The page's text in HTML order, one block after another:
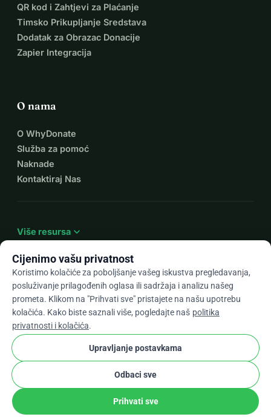
QR kod i Zahtjevi za Plaćanje
Timsko Prikupljanje Sredstava
Dodatak za Obrazac Donacije
Zapier Integracija
O nama
O WhyDonate
Služba za pomoć
Naknade
Kontaktiraj Nas
Više resursa expand_more
Hr arrow_drop_down
★★★★★4,9 / 5 na temelju 500+ recenzija
WhyDonatePrivatnost i kolačići
Uvjeti i odredbe
stripe checkProvjereni Partner
Cijenimo vašu privatnost
Koristimo kolačiće za poboljšanje vašeg iskustva pregledavanja,
posluživanje prilagođenih oglasa ili sadržaja i analizu našeg
prometa. Klikom na "Prihvati sve" pristajete na našu upotrebu
kolačića. Kako biste saznali više, pogledajte naš politika
privatnosti i kolačića.
Upravljanje postavkama
Odbaci sve
Prihvati sve